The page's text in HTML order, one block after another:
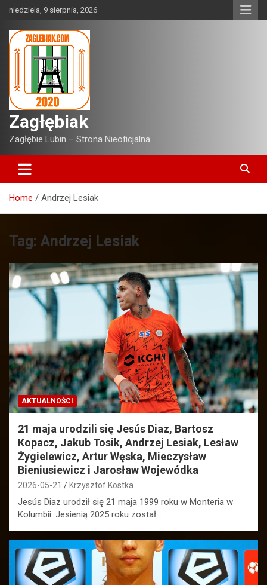
Skip
content
niedziela, 9 sierpnia, 2026
Zagłębiak
Zagłębie Lubin – Strona Nieoficjalna
Home Andrzej Lesiak
Tag: Andrzej Lesiak
AKTUALNOŚCI
21 maja urodzili się Jesús Diaz, Bartosz
Kopacz, Jakub Tosik, Andrzej Lesiak, Lesław
Żygielewicz, Artur Węska, Mieczysław
Bieniusiewicz i Jarosław Wojewódka
2026-05-21 Krzysztof Kostka
Jesús Diaz urodził się 21 maja 1999 roku w Monteria w
Kolumbii. Jesienią 2025 roku został…